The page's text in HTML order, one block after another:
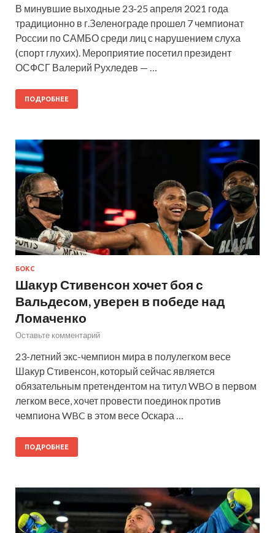
В минувшие выходные 23-25 апреля 2021 года
традиционно в г.Зеленограде прошел 7 чемпионат
России по САМБО среди лиц с нарушением слуха
(спорт глухих). Мероприятие посетил президент
ОСФСГ Валерий Рухледев — …
ПОДРОБНЕЕ
БОКС
Шакур Стивенсон хочет боя с
Вальдесом, уверен в победе над
Ломаченко
Оставьте комментарий
23-летний экс-чемпион мира в полулегком весе
Шакур Стивенсон, который сейчас является
обязательным претендентом на титул WBO в первом
легком весе, хочет провести поединок против
чемпиона WBC в этом весе Оскара …
ПОДРОБНЕЕ